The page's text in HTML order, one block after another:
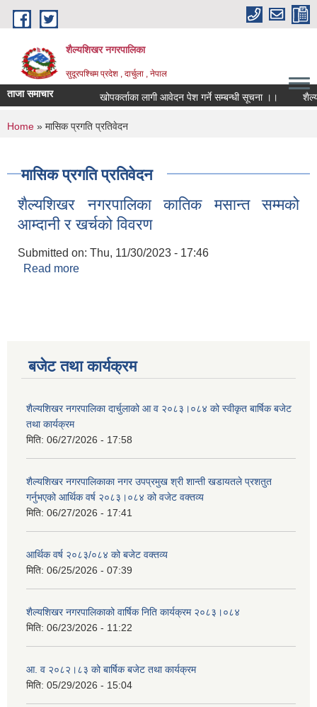
Skip to main content
शैल्यशिखर नगरपालिका
सुदूरपश्चिम प्रदेश , दार्चुला , नेपाल
ताजा समाचार खोपकर्ताका लागी आवेदन पेश गर्ने सम्बन्धी सूचना ।।
You are here
Home » मासिक प्रगति प्रतिवेदन
मासिक प्रगति प्रतिवेदन
शैल्यशिखर नगरपालिका कातिक मसान्त सम्मको
आम्दानी र खर्चको विवरण
Submitted on: Thu, 11/30/2023 - 17:46
Read more
बजेट तथा कार्यक्रम
शैल्यशिखर नगरपालिका दार्चुलाको आ व २०८३।०८४ को स्वीकृत बार्षिक बजेट
तथा कार्यक्रम
मिति: 06/27/2026 - 17:58
शैल्यशिखर नगरपालिकाका नगर उपप्रमुख श्री शान्ती खडायतले प्रशतुत
गर्नुभएको आर्थिक वर्ष २०८३।०८४ को वजेट वक्तव्य
मिति: 06/27/2026 - 17:41
आर्थिक वर्ष २०८३/०८४ को बजेट वक्तव्य
मिति: 06/25/2026 - 07:39
शैल्यशिखर नगरपालिकाको वार्षिक निति कार्यक्रम २०८३।०८४
मिति: 06/23/2026 - 11:22
आ. व २०८२।८३ को बार्षिक बजेट तथा कार्यक्रम
मिति: 05/29/2026 - 15:04